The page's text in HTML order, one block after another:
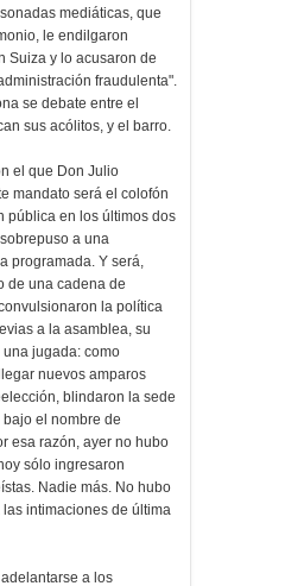
mediáticas, que
le endilgaron
Suiza y lo acusaron de
fraudulenta".
se debate entre el
sus acólitos, y el barro.
el que Don Julio
mandato será el colofón
pública en los últimos dos
a una
programada. Y será,
de una cadena de
la política
a la asamblea, su
jugada: como
nuevos amparos
blindaron la sede
bajo el nombre de
esa razón, ayer no hubo
sólo ingresaron
Nadie más. No hubo
intimaciones de última
a los